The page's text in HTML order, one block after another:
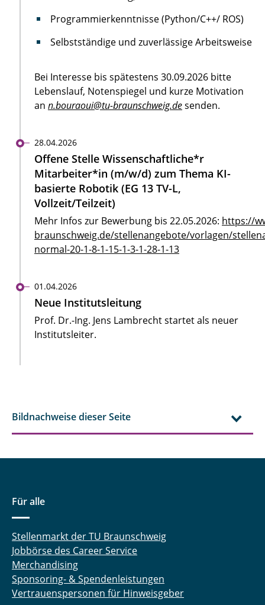
Programmierkenntnisse (Python/C++/ ROS)
Selbstständige und zuverlässige Arbeitsweise
Bei Interesse bis spätestens 30.09.2026 bitte
Lebenslauf, Notenspiegel und kurze Motivation
an n.bouraoui@tu-braunschweig.desenden.
28.04.2026
Offene Stelle Wissenschaftliche*r
Mitarbeiter*in (m/w/d) zum Thema KI-
basierte Robotik (EG 13 TV-L,
Vollzeit/Teilzeit)
Mehr Infos zur Bewerbung bis 22.05.2026: https://
braunschweig.de/stellenangebote/vorlagen/
normal-20-1-8-1-15-1-3-1-28-1-13
01.04.2026
Neue Institutsleitung
Prof. Dr.-Ing. Jens Lambrecht startet als neuer
Institutsleiter.
Bildnachweise dieser Seite
Für alle
Stellenmarkt der TU Braunschweig
Jobbörse des Career Service
Merchandising
Sponsoring- & Spendenleistungen
Vertrauenspersonen für Hinweisgeber